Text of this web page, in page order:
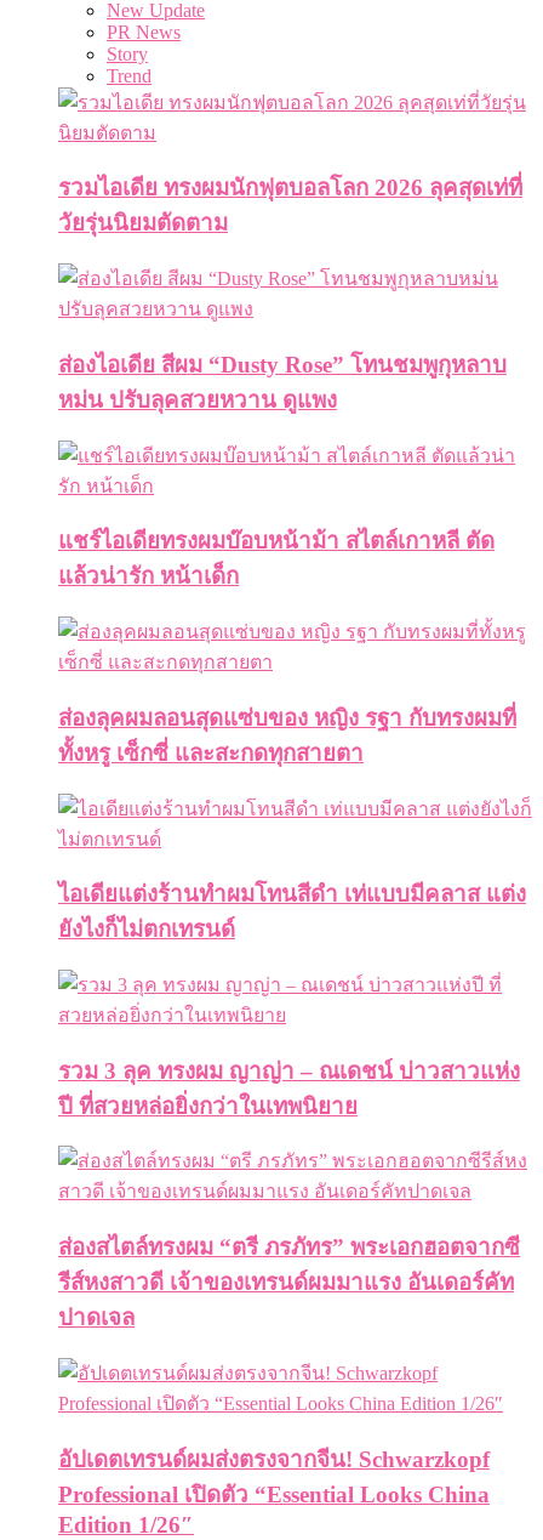
New Update
PR News
Story
Trend
รวมไอเดีย ทรงผมนักฟุตบอลโลก 2026 ลุคสุดเท่ที่
วัยรุ่นนิยมตัดตาม
ส่องไอเดีย สีผม “Dusty Rose” โทนชมพูกุหลาบ
หม่น ปรับลุคสวยหวาน ดูแพง
แชร์ไอเดียทรงผมบ๊อบหน้าม้า สไตล์เกาหลี ตัด
แล้วน่ารัก หน้าเด็ก
ส่องลุคผมลอนสุดแซ่บของ หญิง รฐา กับทรงผมที่
ทั้งหรู เซ็กซี่ และสะกดทุกสายตา
ไอเดียแต่งร้านทำผมโทนสีดำ เท่แบบมีคลาส แต่ง
ยังไงก็ไม่ตกเทรนด์
รวม 3 ลุค ทรงผม ญาญ่า – ณเดชน์ บ่าวสาวแห่ง
ปี ที่สวยหล่อยิ่งกว่าในเทพนิยาย
ส่องสไตล์ทรงผม “ตรี ภรภัทร” พระเอกฮอตจากซี
รีส์หงสาวดี เจ้าของเทรนด์ผมมาแรง อันเดอร์คัท
ปาดเจล
อัปเดตเทรนด์ผมส่งตรงจากจีน! Schwarzkopf
Professional เปิดตัว “Essential Looks China
Edition 1/26″